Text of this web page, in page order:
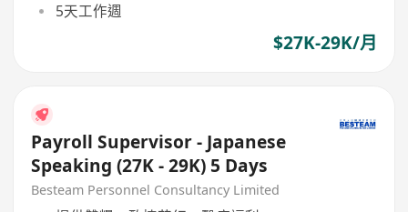
5天工作週
$27K-29K/月
Payroll Supervisor - Japanese
Speaking (27K - 29K) 5 Days
Besteam Personnel Consultancy Limited